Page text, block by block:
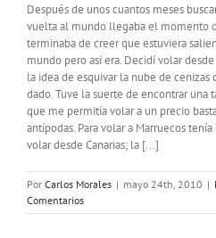
Después de unos cuantos meses
vuelta al mundo llegaba el momento
terminaba de creer que estuviera
mundo pero así era. Decidí volar
la idea de esquivar la nube de
dado. Tuve la suerte de encontrar una
que me permitía volar a un precio
antípodas. Para volar a Marruecos
volar desde Canarias; la [...]
Por Carlos Morales | mayo 24th, 2010 |
Comentarios